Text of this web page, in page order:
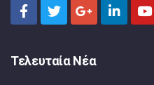
Τελευταία Νέα